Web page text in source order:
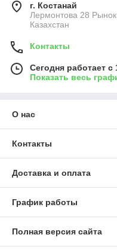
г. Костанай
Лермонтова 28 Рынок
Казахстан
Контакты
Сегодня работает с
Показать весь
О нас
Контакты
Доставка и оплата
График работы
Полная версия сайта